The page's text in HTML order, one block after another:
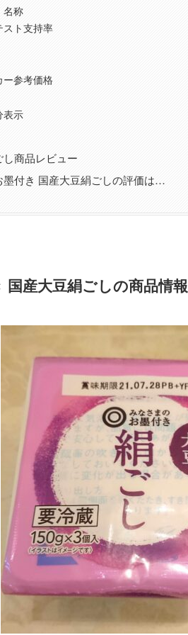
名称
スト支持率
ー参考価格
表示
商品レビュー
墨付き 国産大豆絹ごしの評価は…
産大豆絹ごしの商品情報